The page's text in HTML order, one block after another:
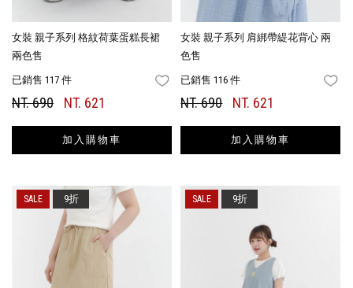
女裝 親子系列 格紋荷葉蛋糕長裙
兩色售
已銷售 117 件 FAVORITES
NT. 690 NT. 621
加入購物車
女裝 親子系列 肩綁帶緹花背心 兩
色售
已銷售 116 件
NT. 690 NT. 621
加入購物車
9折 9折